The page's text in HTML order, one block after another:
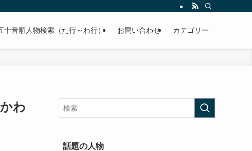
人の学歴や高校・大学の偏差値まで紹介していきます。
十音順人物検索（た行～わ行） お問い合わせ カテゴリー
わ
話題の人物